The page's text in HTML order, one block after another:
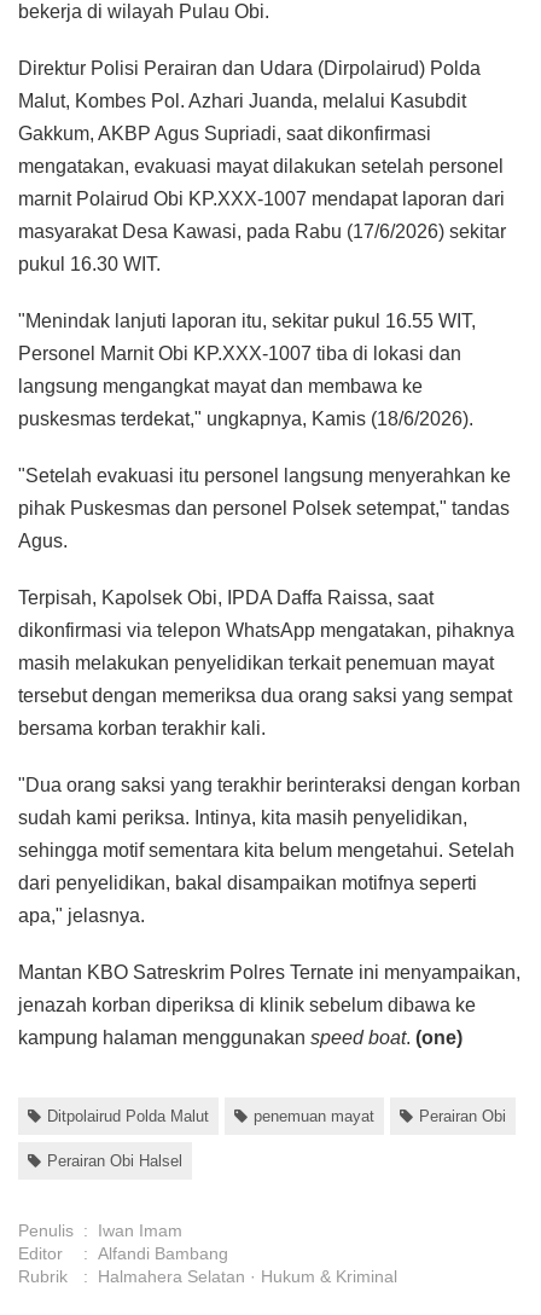
bekerja di wilayah Pulau Obi.
Direktur Polisi Perairan dan Udara (Dirpolairud) Polda
Malut, Kombes Pol. Azhari Juanda, melalui Kasubdit
Gakkum, AKBP Agus Supriadi, saat dikonfirmasi
mengatakan, evakuasi mayat dilakukan setelah personel
marnit Polairud Obi KP.XXX-1007 mendapat laporan dari
masyarakat Desa Kawasi, pada Rabu (17/6/2026) sekitar
pukul 16.30 WIT.
"Menindak lanjuti laporan itu, sekitar pukul 16.55 WIT,
Personel Marnit Obi KP.XXX-1007 tiba di lokasi dan
langsung mengangkat mayat dan membawa ke
puskesmas terdekat," ungkapnya, Kamis (18/6/2026).
"Setelah evakuasi itu personel langsung menyerahkan ke
pihak Puskesmas dan personel Polsek setempat," tandas
Agus.
Terpisah, Kapolsek Obi, IPDA Daffa Raissa, saat
dikonfirmasi via telepon WhatsApp mengatakan, pihaknya
masih melakukan penyelidikan terkait penemuan mayat
tersebut dengan memeriksa dua orang saksi yang sempat
bersama korban terakhir kali.
"Dua orang saksi yang terakhir berinteraksi dengan korban
sudah kami periksa. Intinya, kita masih penyelidikan,
sehingga motif sementara kita belum mengetahui. Setelah
dari penyelidikan, bakal disampaikan motifnya seperti
apa," jelasnya.
Mantan KBO Satreskrim Polres Ternate ini menyampaikan,
jenazah korban diperiksa di klinik sebelum dibawa ke
kampung halaman menggunakan speed boat. (one)
Ditpolairud Polda Malut penemuan mayat Perairan Obi
Perairan Obi Halsel
Penulis :
Iwan Imam
Editor
: Alfandi Bambang
Rubrik
: Halmahera Selatan Hukum & Kriminal